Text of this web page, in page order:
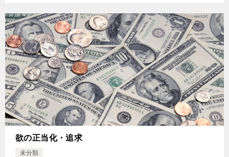
欲の正当化・追求
未分類